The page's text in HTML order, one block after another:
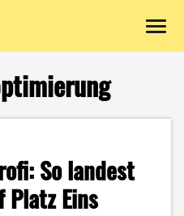
So landest
Platz Eins